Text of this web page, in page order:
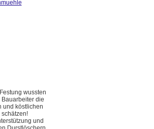
wussten
die
und köstlichen
schätzen!
und